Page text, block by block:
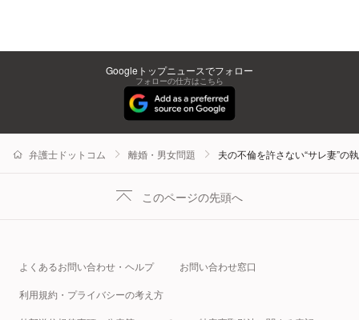
Googleトップニュースでフォロー
フォローの仕方はこちら
弁護士ドットコム 離婚・男女問題 夫の不倫を許さない“サレ妻”
このページの先頭へ
よくあるお問い合わせ・ヘルプ お問い合わせ窓口
利用規約・プライバシーの考え方